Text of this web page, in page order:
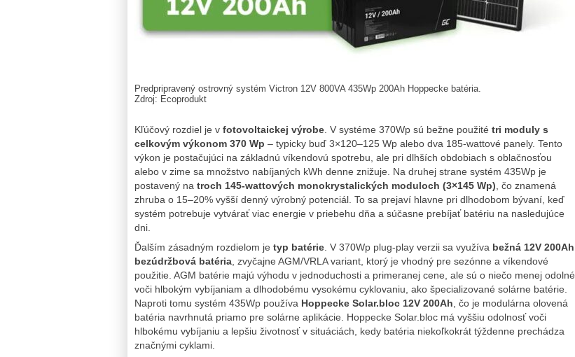
Predpripravený ostrovný systém Victron 12V 800VA 435Wp 200Ah Hoppecke batéria.
Zdroj: Ecoprodukt
Kľúčový rozdiel je v fotovoltaickej výrobe. V systéme 370Wp sú bežne použité tri moduly s
celkovým výkonom 370 Wp – typicky buď 3×120–125 Wp alebo dva 185‑wattové panely. Tento
výkon je postačujúci na základnú víkendovú spotrebu, ale pri dlhších obdobiach s oblačnosťou
alebo v zime sa množstvo nabíjaných kWh denne znižuje. Na druhej strane systém 435Wp je
postavený na troch 145‑wattových monokrystalických moduloch (3×145 Wp), čo znamená
zhruba o 15–20% vyšší denný výrobný potenciál. To sa prejaví hlavne pri dlhodobom bývaní, keď
systém potrebuje vytvárať viac energie v priebehu dňa a súčasne prebíjať batériu na nasledujúce
dni.
Ďalším zásadným rozdielom je typ batérie . V 370Wp plug‑play verzii sa využíva bežná 12V 200Ah
bezúdržbová batéria , zvyčajne AGM/VRLA variant, ktorý je vhodný pre sezónne a víkendové
použitie. AGM batérie majú výhodu v jednoduchosti a primeranej cene, ale sú o niečo menej odolné
voči hlbokým vybíjaniam a dlhodobému vysokému cyklovaniu, ako špecializované solárne batérie.
Naproti tomu systém 435Wp používa Hoppecke Solar.bloc 12V 200Ah , čo je modulárna olovená
batéria navrhnutá priamo pre solárne aplikácie. Hoppecke Solar.bloc má vyššiu odolnosť voči
hlbokému vybíjaniu a lepšiu životnosť v situáciách, kedy batéria niekoľkokrát týždenne prechádza
značnými cyklami.